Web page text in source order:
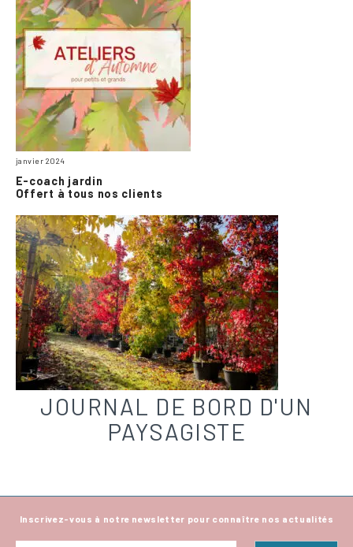
JOURNAL DE BORD D'UN
PAYSAGISTE
janvier 2024
E-coach jardin
Offert à tous nos clients
Inscrivez-vous à notre newsletter pour connaître nos actualités